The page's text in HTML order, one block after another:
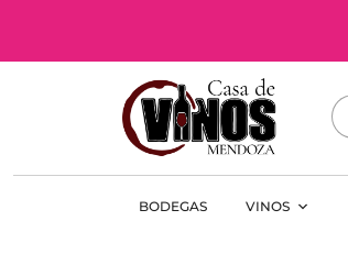
BODEGAS VINOS